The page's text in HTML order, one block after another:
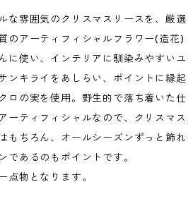
な雰囲気のクリスマスリースを、厳選
のアーティフィシャルフラワー(造花)
に使い、インテリアに馴染みやすいユ
ンキライをあしらい、ポイントに縁起
ロの実を使用。野生的で落ち着いた仕
ーティフィシャルなので、クリスマス
もちろん、オールシーズンずっと飾れ
であるのもポイントです。
点物となります。